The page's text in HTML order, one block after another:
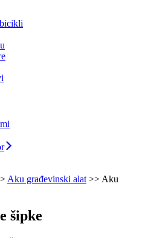
Aku građevinski alat >> Aku
šipke